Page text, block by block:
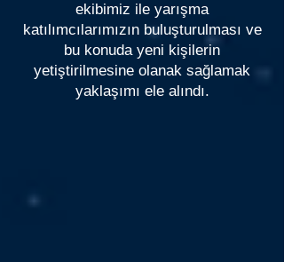
ekibimiz ile yarışma
katılımcılarımızın buluşturulması ve
bu konuda yeni kişilerin
yetiştirilmesine olanak sağlamak
yaklaşımı ele alındı.